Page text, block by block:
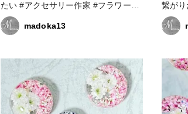
たい #アクセサリー作家 #フラワーア
クセサリー #フラワーアクセサリー作
家 #レジン大好き #レジン好きの人と
#お知らせ #販売会 #かすみ草アクセ
サリー #アクセサリー部 #ピアス #イ
ヤリング
madoka13
繋がり
ワー
リー作
み草